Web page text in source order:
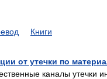
Книги
от утечки по
каналы утечки